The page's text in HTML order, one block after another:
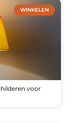
WINKELEN
voor